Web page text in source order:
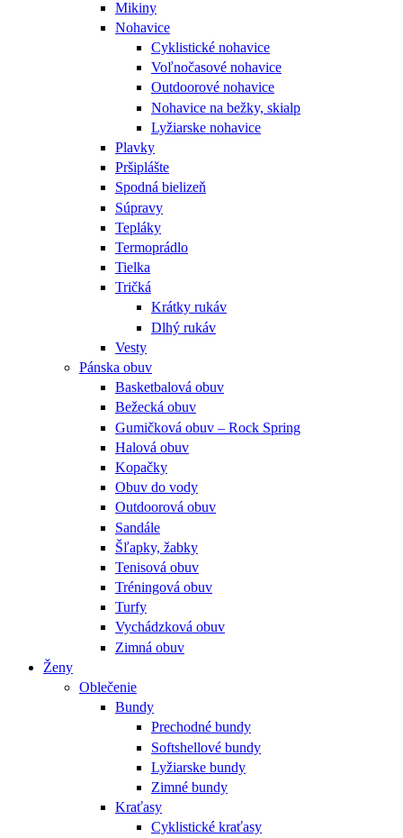
Mikiny
Nohavice
Cyklistické nohavice
Voľnočasové nohavice
Outdoorové nohavice
Nohavice na bežky, skialp
Lyžiarske nohavice
Plavky
Pršiplášte
Spodná bielizeň
Súpravy
Tepláky
Termoprádlo
Tielka
Tričká
Krátky rukáv
Dlhý rukáv
Vesty
Pánska obuv
Basketbalová obuv
Bežecká obuv
Gumičková obuv – Rock Spring
Halová obuv
Kopačky
Obuv do vody
Outdoorová obuv
Sandále
Šľapky, žabky
Tenisová obuv
Tréningová obuv
Turfy
Vychádzková obuv
Zimná obuv
Ženy
Oblečenie
Bundy
Prechodné bundy
Softshellové bundy
Lyžiarske bundy
Zimné bundy
Kraťasy
Cyklistické kraťasy